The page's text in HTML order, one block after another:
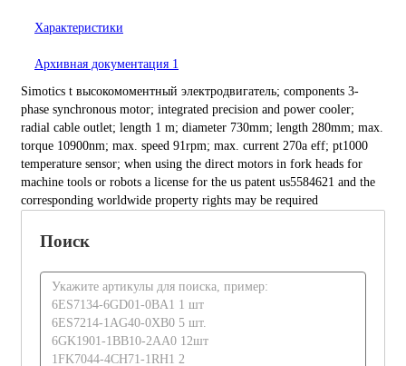
Характеристики
Архивная документация 1
Simotics t высокомоментный электродвигатель; components 3-
phase synchronous motor; integrated precision and power cooler;
radial cable outlet; length 1 m; diameter 730mm; length 280mm; max.
torque 10900nm; max. speed 91rpm; max. current 270a eff; pt1000
temperature sensor; when using the direct motors in fork heads for
machine tools or robots a license for the us patent us5584621 and the
corresponding worldwide property rights may be required
Поиск